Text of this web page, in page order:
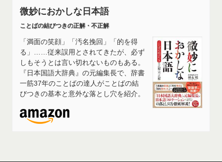
微妙におかしな日本語
ことばの結びつきの正解・不正解
「満面の笑顔」「汚名挽回」「的を得
る」……従来誤用とされてきたが、必ず
しもそうとは言い切れないものもある。
『日本国語大辞典』の元編集長で、辞書
一筋37年のことばの達人がことばの結
びつきの基本と意外な落とし穴を紹介。